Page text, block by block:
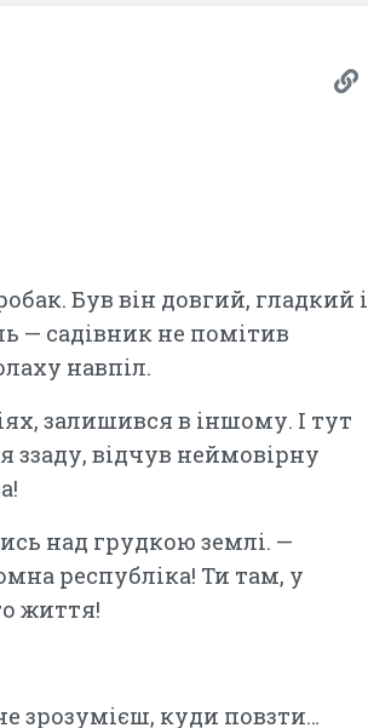
Був він довгий, гладкий і
— садівник не помітив
навпіл.
залишився в іншому. І тут
ззаду, відчув неймовірну
над грудкою землі. —
республіка! Ти там, у
життя!
зрозумієш, куди повзти…